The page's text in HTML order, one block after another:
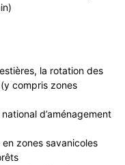
la rotation des
compris zones
d’aménagement
en zones savanicoles